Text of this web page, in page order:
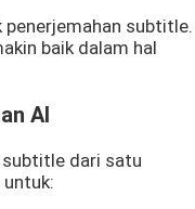
subtitle.
baik dalam hal
AI
dari satu
untuk: